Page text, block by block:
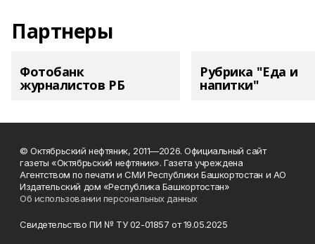
Партнеры
Фотобанк
журналистов РБ
Рубрика "Еда и
напитки"
© Октябрьский нефтяник, 2011—2026. Официальный сайт
газеты «Октябрьский нефтяник». Газета учреждена
Агентством по печати и СМИ Республики Башкортостан и АО
Издательский дом «Республика Башкортостан»
Об использовании персональных данных
Свидетельство ПИ № ТУ 02-01857 от 19.05.2025